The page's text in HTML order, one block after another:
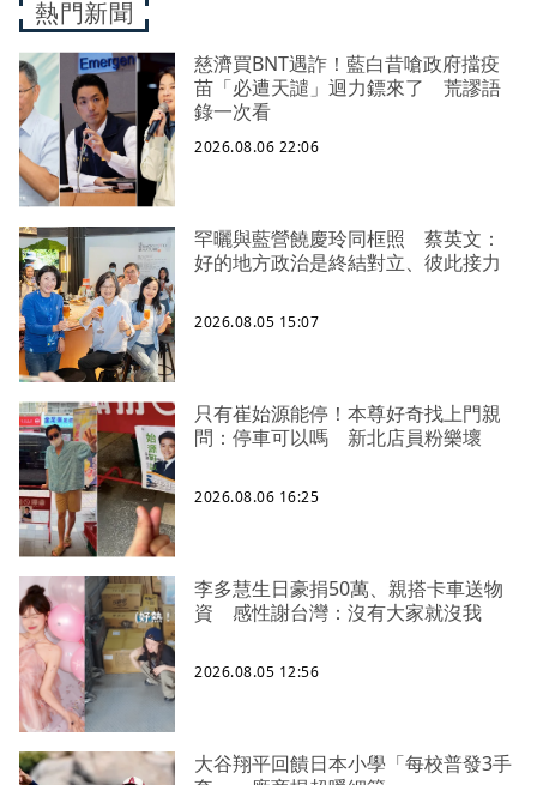
熱門新聞
慈濟買BNT遇詐！藍白昔嗆政府擋疫
苗「必遭天譴」迴力鏢來了 荒謬語
錄一次看
2026.08.06 22:06
罕曬與藍營饒慶玲同框照 蔡英文：
好的地方政治是終結對立、彼此接力
2026.08.05 15:07
只有崔始源能停！本尊好奇找上門親
問：停車可以嗎 新北店員粉樂壞
2026.08.06 16:25
李多慧生日豪捐50萬、親搭卡車送物
資 感性謝台灣：沒有大家就沒我
2026.08.05 12:56
大谷翔平回饋日本小學「每校普發3手